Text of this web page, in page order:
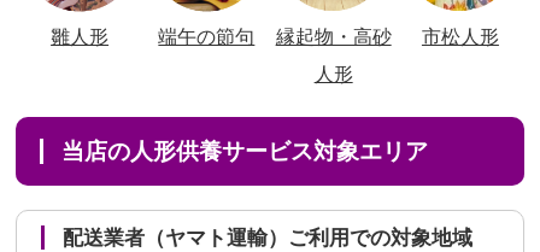
雛人形 端午の節句
縁起物・高砂
人形
市松人形
当店の人形供養サービス対象エリア
配送業者（ヤマト運輸）ご利用での対象地域